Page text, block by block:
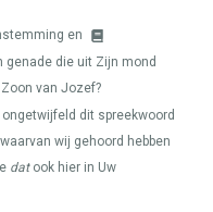
en
genade die uit Zijn mond
Zoon van Jozef?
dit spreekwoord
wij gehoord hebben
datook hier in Uw